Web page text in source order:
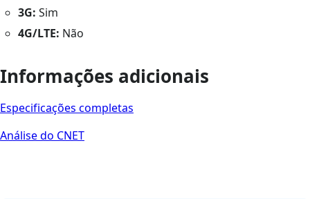
3G: Sim
4G/LTE: Não
Informações adicionais
Especificações completas
Análise do CNET